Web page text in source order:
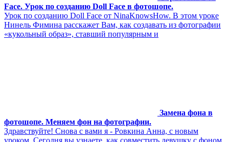
Face. Урок по созданию Doll Face в фотошопе.
Урок по созданию Doll Face от NinaKnowsHow. В этом уроке
Нинель Фимина расскажет Вам, как создавать из фотографии
«кукольный образ», ставший популярным и
Замена фона в
фотошопе. Меняем фон на фотографии.
Здравствуйте! Снова с вами я - Ровкина Анна, с новым